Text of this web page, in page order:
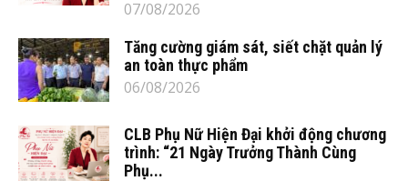
07/08/2026
Tăng cường giám sát, siết chặt quản lý
an toàn thực phẩm
06/08/2026
CLB Phụ Nữ Hiện Đại khởi động chương
trình: “21 Ngày Trưởng Thành Cùng
Phụ...